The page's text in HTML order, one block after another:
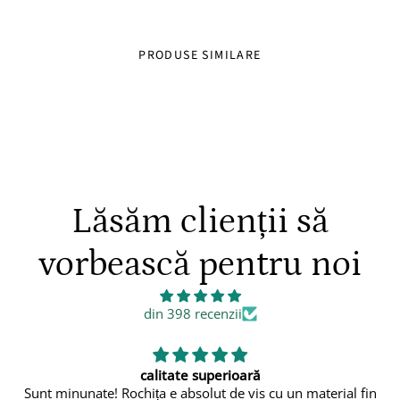
rece, fiind perfect pentru evenimente speciale.
PRODUSE SIMILARE
Lăsăm clienții să
vorbească pentru noi
din 398 recenzii
fin
👍